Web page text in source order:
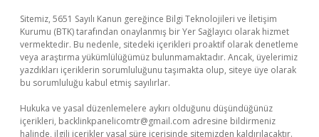
Sitemiz, 5651 Sayılı Kanun gereğince Bilgi Teknolojileri ve İletişim
Kurumu (BTK) tarafından onaylanmış bir Yer Sağlayıcı olarak hizmet
vermektedir. Bu nedenle, sitedeki içerikleri proaktif olarak denetleme
veya araştırma yükümlülüğümüz bulunmamaktadır. Ancak, üyelerimiz
yazdıkları içeriklerin sorumluluğunu taşımakta olup, siteye üye olarak
bu sorumluluğu kabul etmiş sayılırlar.
Hukuka ve yasal düzenlemelere aykırı olduğunu düşündüğünüz
içerikleri, backlinkpanelicomtr@gmail.com adresine bildirmeniz
halinde, ilgili içerikler yasal süre içerisinde sitemizden kaldırılacaktır.